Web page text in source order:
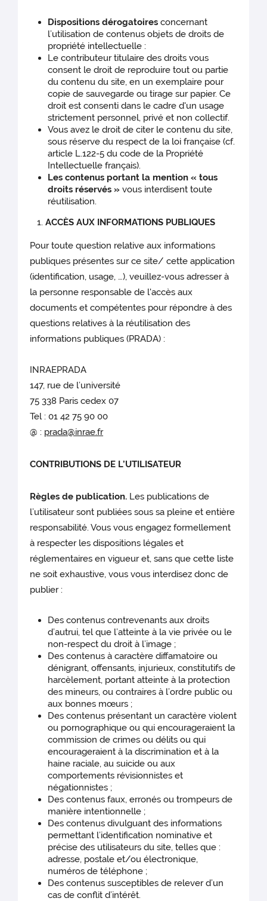
Dispositions dérogatoires concernant
l’utilisation de contenus objets de droits de
propriété intellectuelle :
Le contributeur titulaire des droits vous
consent le droit de reproduire tout ou partie
du contenu du site, en un exemplaire pour
copie de sauvegarde ou tirage sur papier. Ce
droit est consenti dans le cadre d'un usage
strictement personnel, privé et non collectif.
Vous avez le droit de citer le contenu du site,
sous réserve du respect de la loi française (cf.
article L.122-5 du code de la Propriété
Intellectuelle français).
Les contenus portant la mention « tous
droits réservés » vous interdisent toute
réutilisation.
ACCÈS AUX INFORMATIONS PUBLIQUES
Pour toute question relative aux informations
publiques présentes sur ce site/ cette application
(identification, usage, …), veuillez-vous adresser à
la personne responsable de l'accès aux
documents et compétentes pour répondre à des
questions relatives à la réutilisation des
informations publiques (PRADA) :
INRAEPRADA
147, rue de l’université
75 338 Paris cedex 07
Tel : 01 42 75 90 00
@ : prada@inrae.fr
CONTRIBUTIONS DE L’UTILISATEUR
Règles de publication. Les publications de
l’utilisateur sont publiées sous sa pleine et entière
responsabilité. Vous vous engagez formellement
à respecter les dispositions légales et
réglementaires en vigueur et, sans que cette liste
ne soit exhaustive, vous vous interdisez donc de
publier :
Des contenus contrevenants aux droits
d’autrui, tel que l’atteinte à la vie privée ou le
non-respect du droit à l’image ;
Des contenus à caractère diffamatoire ou
dénigrant, offensants, injurieux, constitutifs de
harcèlement, portant atteinte à la protection
des mineurs, ou contraires à l’ordre public ou
aux bonnes mœurs ;
Des contenus présentant un caractère violent
ou pornographique ou qui encourageraient la
commission de crimes ou délits ou qui
encourageraient à la discrimination et à la
haine raciale, au suicide ou aux
comportements révisionnistes et
négationnistes ;
Des contenus faux, erronés ou trompeurs de
manière intentionnelle ;
Des contenus divulguant des informations
permettant l’identification nominative et
précise des utilisateurs du site, telles que :
adresse, postale et/ou électronique,
numéros de téléphone ;
Des contenus susceptibles de relever d’un
cas de conflit d’intérêt.